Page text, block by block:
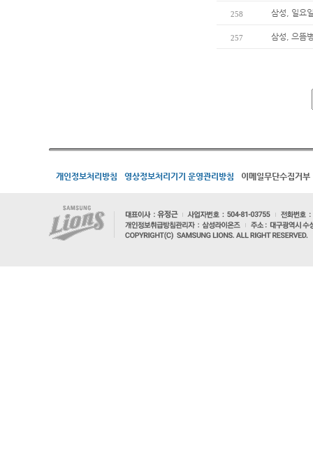
258 삼성, 일요
257 삼성, 으뜸
개인정보처리방침 영상정보처리기기 운영관리방침 이메일무단수집거부